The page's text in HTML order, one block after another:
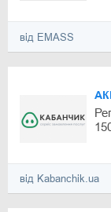
від EMASS
від Kabanchik.ua